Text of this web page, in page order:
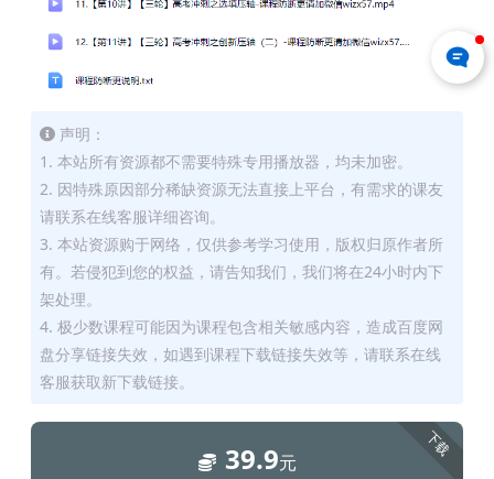
声明：
1. 本站所有资源都不需要特殊专用播放器，均未加密。
2. 因特殊原因部分稀缺资源无法直接上平台，有需求的课友
请联系在线客服详细咨询。
3. 本站资源购于网络，仅供参考学习使用，版权归原作者所
有。若侵犯到您的权益，请告知我们，我们将在24小时内下
架处理。
4. 极少数课程可能因为课程包含相关敏感内容，造成百度网
盘分享链接失效，如遇到课程下载链接失效等，请联系在线
客服获取新下载链接。
下载
39.9元